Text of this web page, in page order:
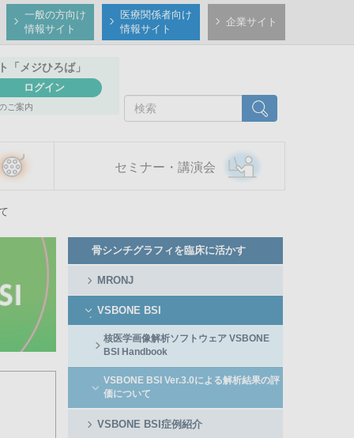
一般の方向け
情報サイト
医療関係者向け
情報サイト
企業サイト
「メジひろば」
ログイン
ご案内
索
検索
セミナー・講演会
Member
Side
Menu
骨シンチグラフィを臨床に活かす
MRONJ
VSBONE BSI
核医学画像解析ソフトウェア VSBONE
BSI Handbook
VSBONE BSI Ver.3.0による解析結果の評
価について
VSBONE BSI症例紹介